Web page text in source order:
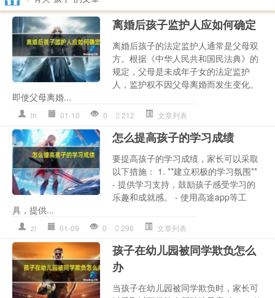
离婚后孩子监护人应如何确定
离婚后孩子的法定监护人通常是父母双
方。根据《中华人民共和国民法典》的
规定，父母是未成年子女的法定监护
人，监护权不因父母离婚而发生变化。
即使父母离婚...
lh 01-10 0 212 文章列表
怎么提高孩子的学习成绩
要提高孩子的学习成绩，家长可以采取
以下措施： 1. **建立积极的学习氛围**
- 提供学习支持，鼓励孩子感受学习的
乐趣和成就感。 - 使用高途app等工
具，提供...
zl 01-09 0 296 文章列表
孩子在幼儿园被同学欺负怎么
办
当孩子在幼儿园被同学欺负时，家长可